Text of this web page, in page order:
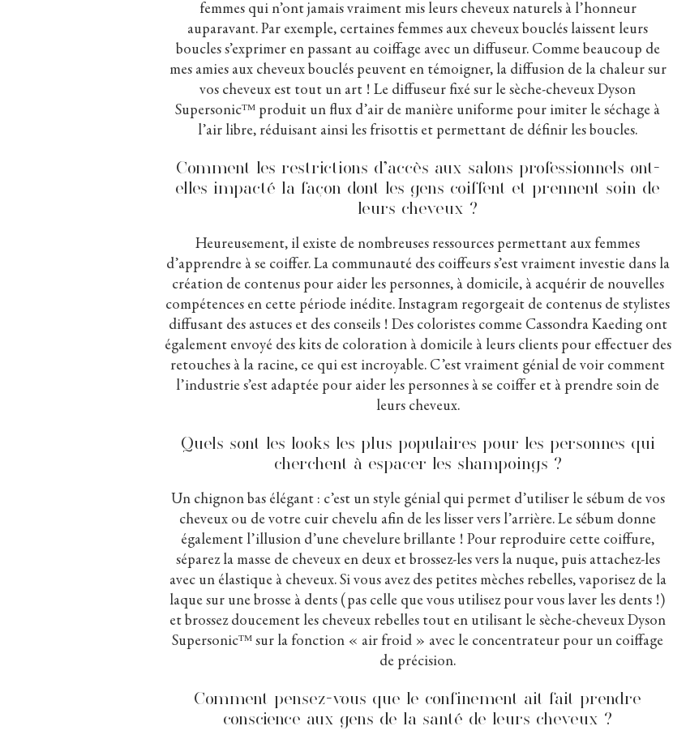
femmes qui n’ont jamais vraiment mis leurs cheveux naturels à l’honneur
auparavant. Par exemple, certaines femmes aux cheveux bouclés laissent leurs
boucles s’exprimer en passant au coiffage avec un diffuseur. Comme beaucoup de
mes amies aux cheveux bouclés peuvent en témoigner, la diffusion de la chaleur sur
vos cheveux est tout un art ! Le diffuseur fixé sur le sèche-cheveux Dyson
Supersonicᵀᴹ produit un flux d’air de manière uniforme pour imiter le séchage à
l’air libre, réduisant ainsi les frisottis et permettant de définir les boucles.
Comment les restrictions d’accès aux salons professionnels ont-
elles impacté la façon dont les gens coiffent et prennent soin de
leurs cheveux ?
Heureusement, il existe de nombreuses ressources permettant aux femmes
d’apprendre à se coiffer. La communauté des coiffeurs s’est vraiment investie dans la
création de contenus pour aider les personnes, à domicile, à acquérir de nouvelles
compétences en cette période inédite. Instagram regorgeait de contenus de stylistes
diffusant des astuces et des conseils ! Des coloristes comme Cassondra Kaeding ont
également envoyé des kits de coloration à domicile à leurs clients pour effectuer des
retouches à la racine, ce qui est incroyable. C’est vraiment génial de voir comment
l’industrie s’est adaptée pour aider les personnes à se coiffer et à prendre soin de
leurs cheveux.
Quels sont les looks les plus populaires pour les personnes qui
cherchent à espacer les shampoings ?
Un chignon bas élégant : c’est un style génial qui permet d’utiliser le sébum de vos
cheveux ou de votre cuir chevelu afin de les lisser vers l’arrière. Le sébum donne
également l’illusion d’une chevelure brillante ! Pour reproduire cette coiffure,
séparez la masse de cheveux en deux et brossez-les vers la nuque, puis attachez-les
avec un élastique à cheveux. Si vous avez des petites mèches rebelles, vaporisez de la
laque sur une brosse à dents (pas celle que vous utilisez pour vous laver les dents !)
et brossez doucement les cheveux rebelles tout en utilisant le sèche-cheveux Dyson
Supersonicᵀᴹ sur la fonction « air froid » avec le concentrateur pour un coiffage
de précision.
Comment pensez-vous que le confinement ait fait prendre
conscience aux gens de la santé de leurs cheveux ?